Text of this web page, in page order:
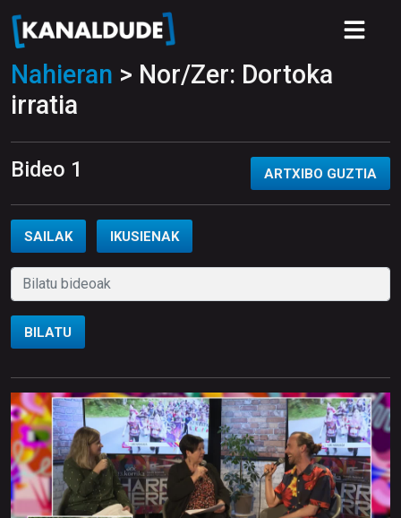
Nahieran > Nor/Zer: Dortoka
irratia
Bideo 1 ARTXIBO GUZTIA
SAILAK IKUSIENAK
BILATU